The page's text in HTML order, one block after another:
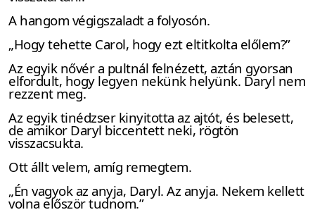
A hangom végigszaladt a folyosón.
„Hogy tehette Carol, hogy ezt eltitkolta előlem?”
Az egyik nővér a pultnál felnézett, aztán gyorsan
elfordult, hogy legyen nekünk helyünk. Daryl nem
rezzent meg.
Az egyik tinédzser kinyitotta az ajtót, és belesett,
de amikor Daryl biccentett neki, rögtön
visszacsukta.
Ott állt velem, amíg remegtem.
„Én vagyok az anyja, Daryl. Az anyja. Nekem kellett
volna először tudnom.”